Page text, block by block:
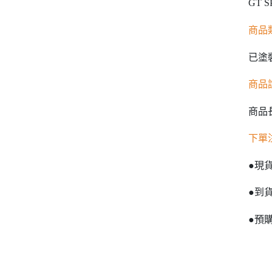
GT
商品
已塗
商品
商品
下單
●現
●到
●預